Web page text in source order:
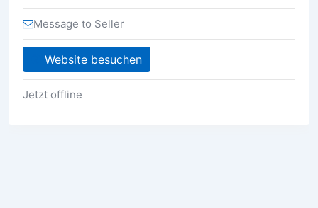
Message to Seller
Website besuchen
Jetzt offline